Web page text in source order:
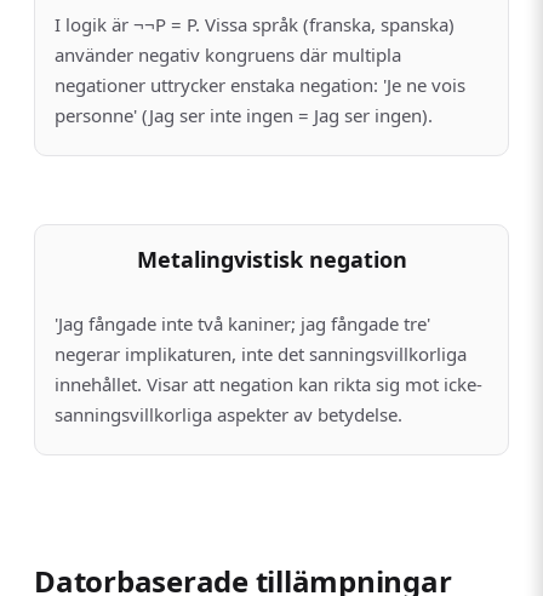
I logik är ¬¬P = P. Vissa språk (franska, spanska)
använder negativ kongruens där multipla
negationer uttrycker enstaka negation: 'Je ne vois
personne' (Jag ser inte ingen = Jag ser ingen).
Metalingvistisk negation
'Jag fångade inte två kaniner; jag fångade tre'
negerar implikaturen, inte det sannings­villkorliga
innehållet. Visar att negation kan rikta sig mot icke-
sannings­villkorliga aspekter av betydelse.
Datorbaserade tillämpningar